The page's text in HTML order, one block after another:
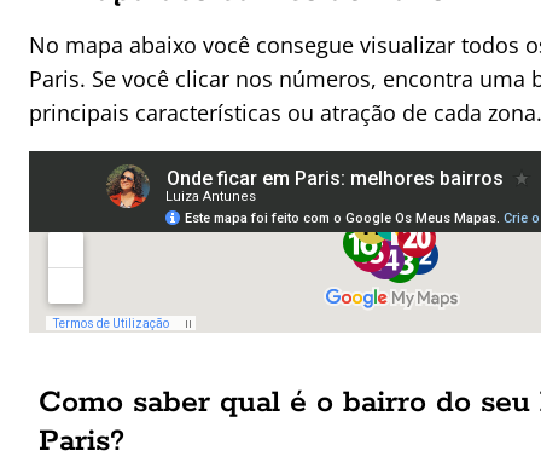
No mapa abaixo você consegue visualizar todos
Paris. Se você clicar nos números, encontra uma
principais características ou atração de cada zona.
Como saber qual é o bairro do
Paris?